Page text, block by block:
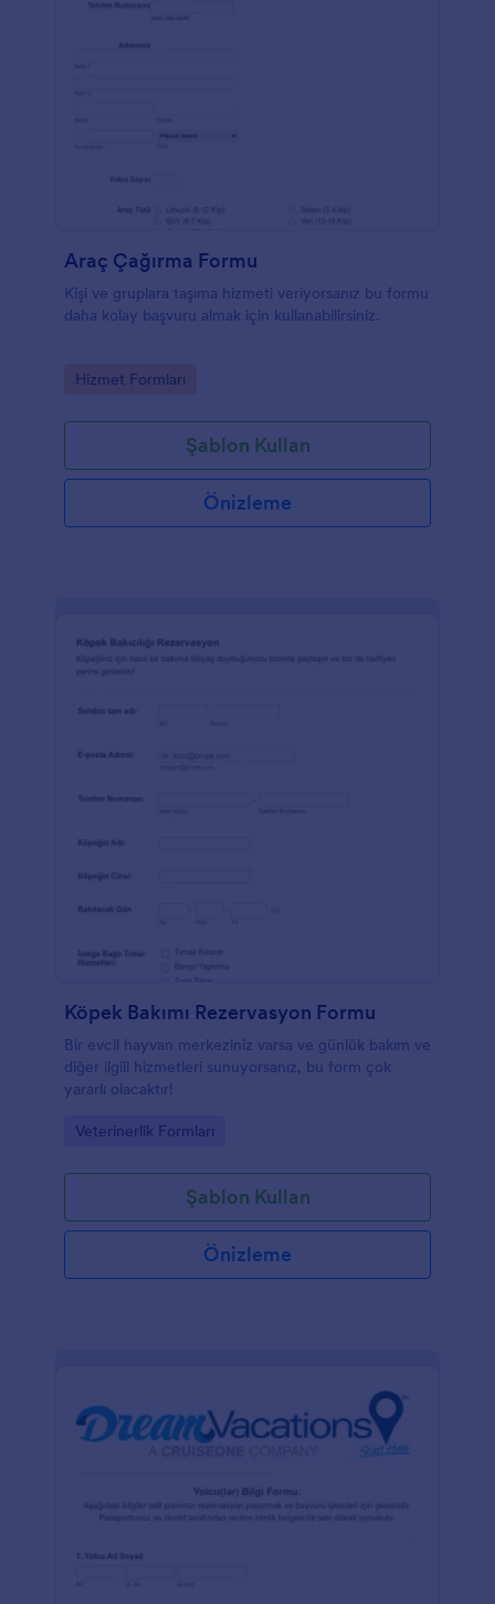
Araç Çağırma Formu
Kişi ve gruplara taşıma hizmeti veriyorsanız bu formu
daha kolay başvuru almak için kullanabilirsiniz.
Go to Category:
Hizmet Formları
Şablon Kullan
Önizleme
Köpek Bakımı Rezervasyon Formu
Bir evcil hayvan merkeziniz varsa ve günlük bakım ve
diğer ilgili hizmetleri sunuyorsanız, bu form çok
yararlı olacaktır!
Go to Category:
Veterinerlik Formları
Şablon Kullan
Önizleme